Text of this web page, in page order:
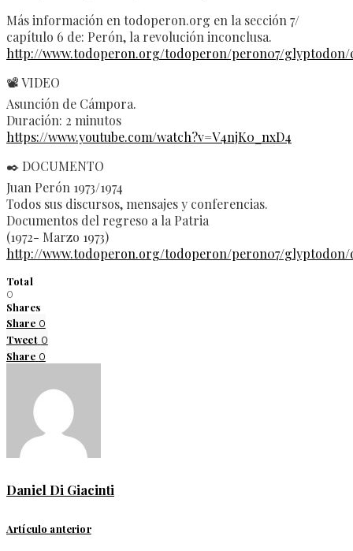
Más información en todoperon.org en la sección 7/
capítulo 6 de: Perón, la revolución inconclusa.
http://www.todoperon.org/todoperon/peron07/
📽️ VIDEO
Asunción de Cámpora.
Duración: 2 minutos
https://www.youtube.com/watch?v=V4njK0_nxD4
✒️ DOCUMENTO
Juan Perón 1973/1974
Todos sus discursos, mensajes y conferencias.
Documentos del regreso a la Patria
(1972- Marzo 1973)
http://www.todoperon.org/todoperon/peron07/glyptodon/
Total
0
Shares
Share 0
Tweet 0
Share 0
Daniel Di Giacinti
Artículo anterior